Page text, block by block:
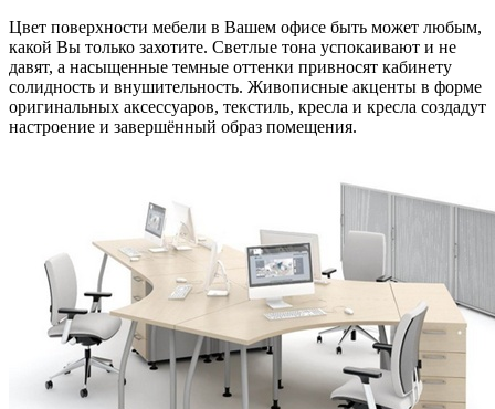
Цвет поверхности мебели в Вашем офисе быть может любым,
какой Вы только захотите. Светлые тона успокаивают и не
давят, а насыщенные темные оттенки привносят кабинету
солидность и внушительность. Живописные акценты в форме
оригинальных аксессуаров, текстиль, кресла и кресла создадут
настроение и завершённый образ помещения.